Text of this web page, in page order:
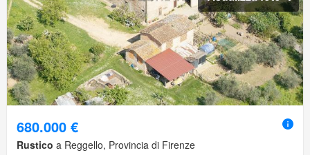
680.000 €
Rustico a Reggello, Provincia di Firenze